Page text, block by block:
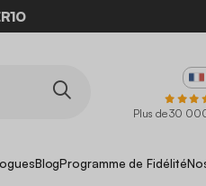
Plus de 30
BlogProgramme de Fidélité